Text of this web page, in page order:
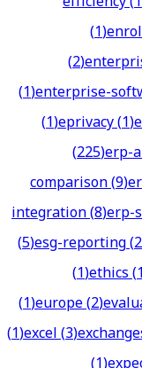
(1)
(2)
(1)enterprise-
(1)eprivacy(1)
(225)erp-
comparison(9)
integration(8)erp-
(5)esg-reporting(2
(1)ethics(
(1)europe(2)
(1)excel(3)